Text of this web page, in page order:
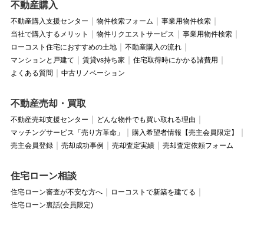
不動産購入
不動産購入支援センター 物件検索フォーム
事業用物件検索
当社で購入するメリット
物件リクエストサービス
事業用物件検索
ローコスト住宅におすすめの土地
不動産購入の流れ
マンションと戸建て
賃貸vs持ち家
住宅取得時にかかる諸費用
よくある質問
中古リノベーション
不動産売却・買取
不動産売却支援センター
どんな物件でも買い取れる理由
マッチングサービス「売り方革命」
購入希望者情報【売主会員限定】
売主会員登録
売却成功事例 売却査定実績 売却査定依頼フォーム
住宅ローン相談
住宅ローン審査が不安な方へ
ローコストで新築を建てる
住宅ローン裏話(会員限定)